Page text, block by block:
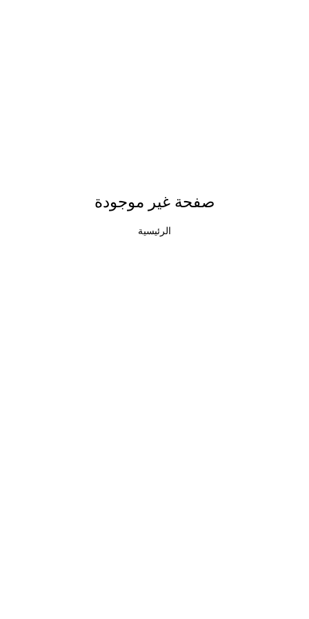
صفحة غير موجودة
الرئيسية